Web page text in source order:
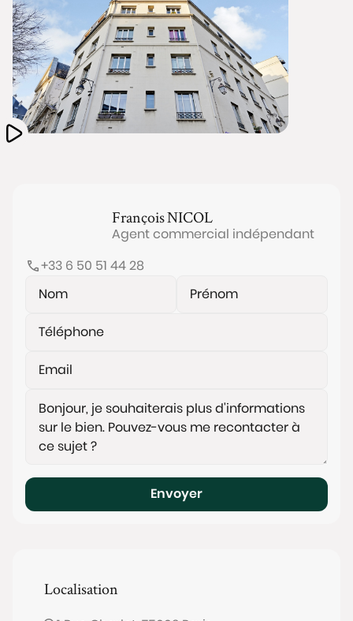
FrançoisNICOL
Agent commercial indépendant
+33 6 50 51 44 28
Envoyer
Localisation